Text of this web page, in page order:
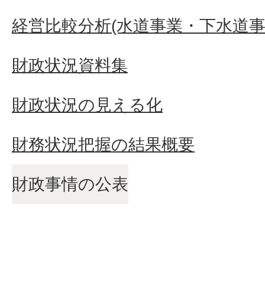
経営比較分析(水道事業・下水道
財政状況資料集
財政状況の見える化
財務状況把握の結果概要
財政事情の公表